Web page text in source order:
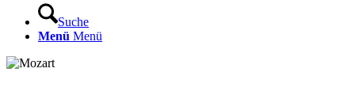
Suche
Menü Menü